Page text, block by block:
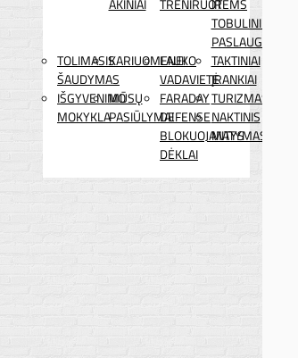
AKINIAI
TRENIRUOTĖMS
IR
TOBULINIMO
PASLAUGOS
TOLIMASIS
ŠAUDYMAS
KARIUOMENEI
LAUKO
VADAVIETĖ
TAKTINIAI
ĮRANKIAI
IŠGYVENIMO
MOKYKLA
MŪSŲ
PASIŪLYMAI
FARADAY
DEFENSE
BLOKUOJANTYS
DĖKLAI
TURIZMAS
NAKTINIS
MATYMAS